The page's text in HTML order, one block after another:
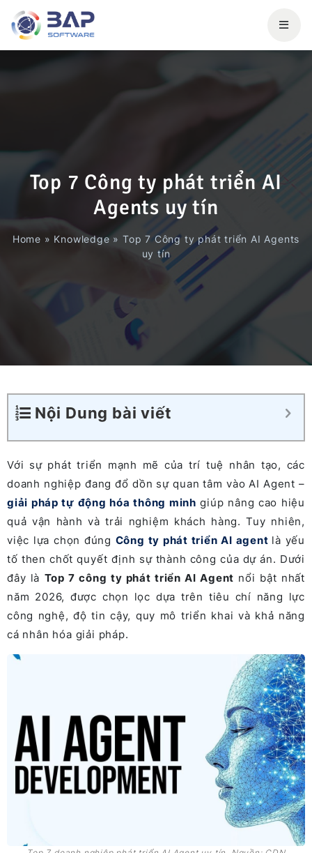
Top 7 Công ty phát triển AI
Agents uy tín
Home » Knowledge» Top 7 Công ty phát triển AI Agents
uy tín
Nội Dung bài viết
Với sự phát triển mạnh mẽ của trí tuệ nhân tạo, các
doanh nghiệp đang đổ dồn sự quan tâm vào AI Agent –
giải pháp tự động hóa thông minh giúp nâng cao hiệu
quả vận hành và trải nghiệm khách hàng. Tuy nhiên,
việc lựa chọn đúng Công ty phát triển AI agent là yếu
tố then chốt quyết định sự thành công của dự án. Dưới
đây là Top 7 công ty phát triển AI Agent nổi bật nhất
năm 2026, được chọn lọc dựa trên tiêu chí năng lực
công nghệ, độ tin cậy, quy mô triển khai và khả năng
cá nhân hóa giải pháp.